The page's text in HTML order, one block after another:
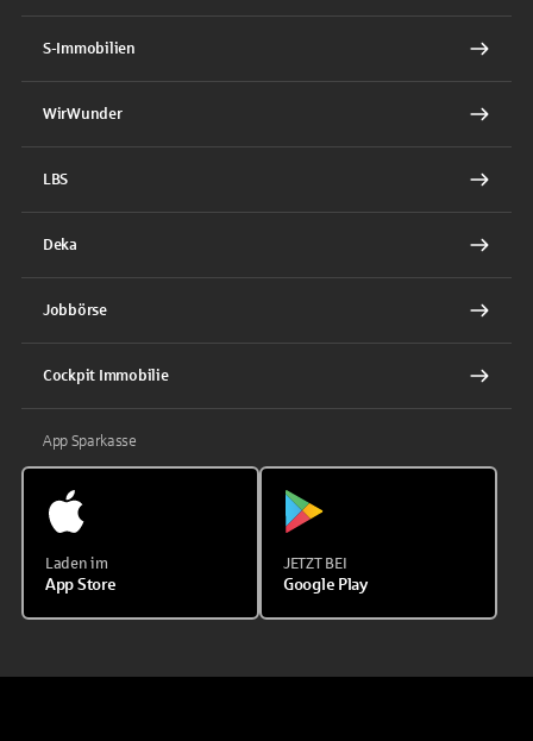
S-Immobilien
WirWunder
LBS
Deka
Jobbörse
Cockpit Immobilie
App Sparkasse
Laden im
App Store
JETZT BEI
Google Play